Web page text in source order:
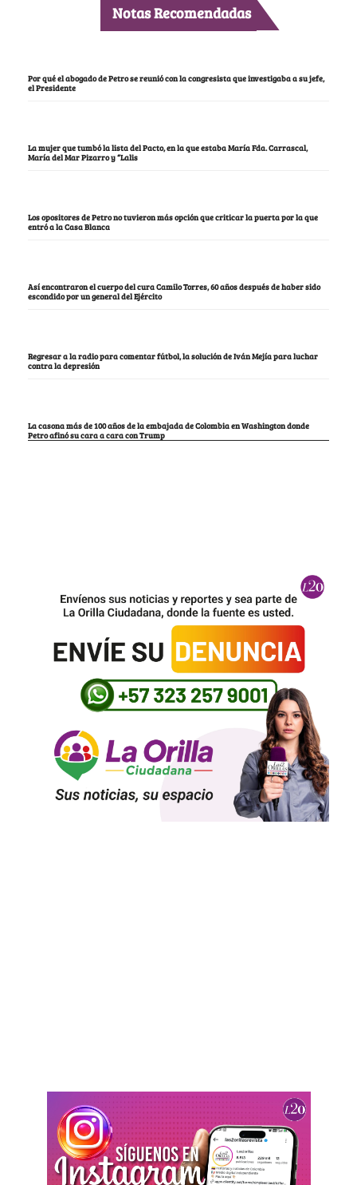
Notas Recomendadas
Por qué el abogado de Petro se reunió con la congresista que investigaba a su jefe,
el Presidente
La mujer que tumbó la lista del Pacto, en la que estaba María Fda. Carrascal,
María del Mar Pizarro y “Lalis
Los opositores de Petro no tuvieron más opción que criticar la puerta por la que
entró a la Casa Blanca
Así encontraron el cuerpo del cura Camilo Torres, 60 años después de haber sido
escondido por un general del Ejército
Regresar a la radio para comentar fútbol, la solución de Iván Mejía para luchar
contra la depresión
La casona más de 100 años de la embajada de Colombia en Washington donde
Petro afinó su cara a cara con Trump